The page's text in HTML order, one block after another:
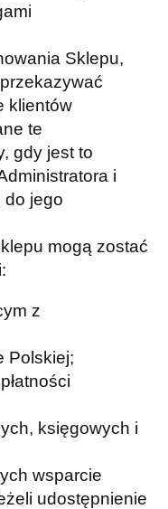
Sklepu,
klientów
te
gdy jest to
i
do jego
mogą zostać
z
Polskiej;
księgowych i
wsparcie
udostępnienie